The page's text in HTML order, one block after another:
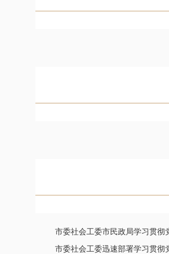
市委社会工委市民政局学习贯彻
市委社会工委迅速部署学习贯彻